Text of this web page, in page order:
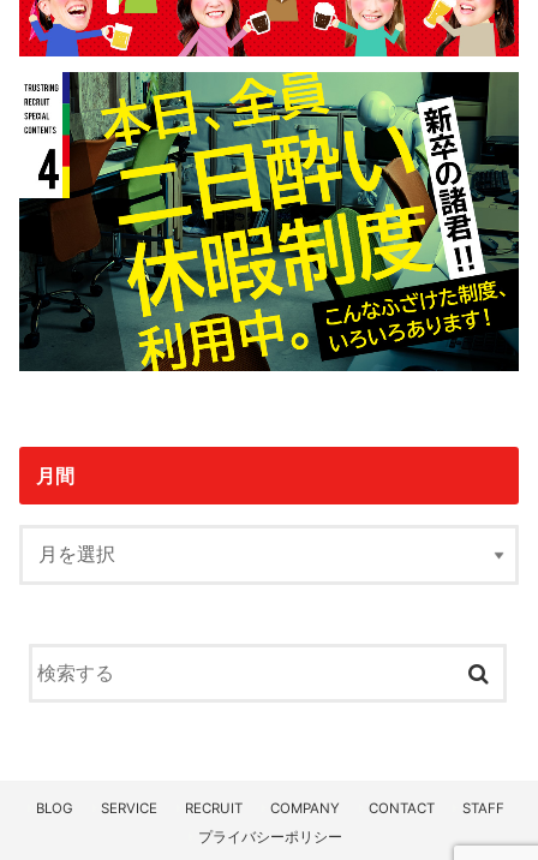
月間
BLOG SERVICE RECRUIT COMPANY CONTACT
STAFF
プライバシーポリシー